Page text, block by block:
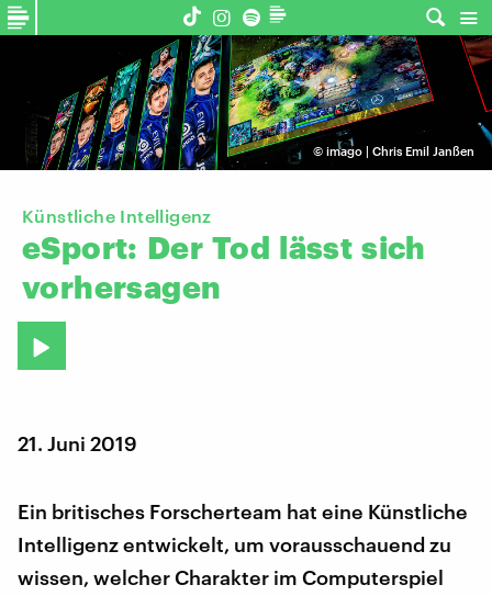
© imago | Chris Emil Janßen
Künstliche Intelligenz
eSport: Der Tod lässt sich
vorhersagen
21. Juni 2019
Ein britisches Forscherteam hat eine Künstliche
Intelligenz entwickelt, um vorausschauend zu
wissen, welcher Charakter im Computerspiel